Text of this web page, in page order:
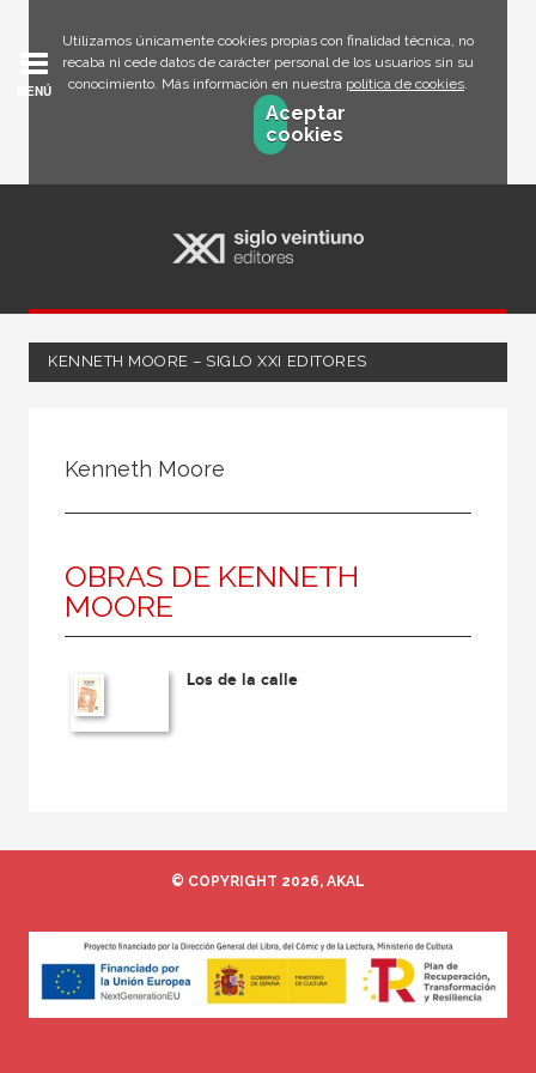
Utilizamos únicamente cookies propias con finalidad técnica, no
recaba ni cede datos de carácter personal de los usuarios sin su
conocimiento. Más información en nuestra política de cookies.
Aceptar
cookies
MENÚ
KENNETH MOORE – SIGLO XXI EDITORES
Kenneth Moore
OBRAS DE KENNETH
MOORE
Los de la calle
© COPYRIGHT 2026, AKAL